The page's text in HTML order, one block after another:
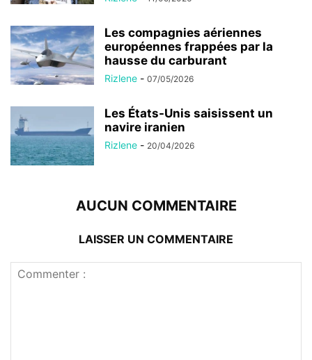
Les compagnies aériennes
européennes frappées par la
hausse du carburant
Rizlene - 07/05/2026
Les États-Unis saisissent un
navire iranien
Rizlene - 20/04/2026
AUCUN COMMENTAIRE
LAISSER UN COMMENTAIRE